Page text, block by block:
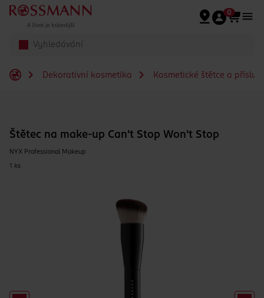
Přeskočit na hlavmní obsah
0
Dekorativní kosmetika Kosmetické štětce a
Štětec na make-up Can't Stop Won't Stop
NYX Professional Makeup
1 ks